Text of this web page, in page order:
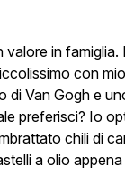
in famiglia.
con
di Van Gogh e
preferisci? Io
chili di
a olio